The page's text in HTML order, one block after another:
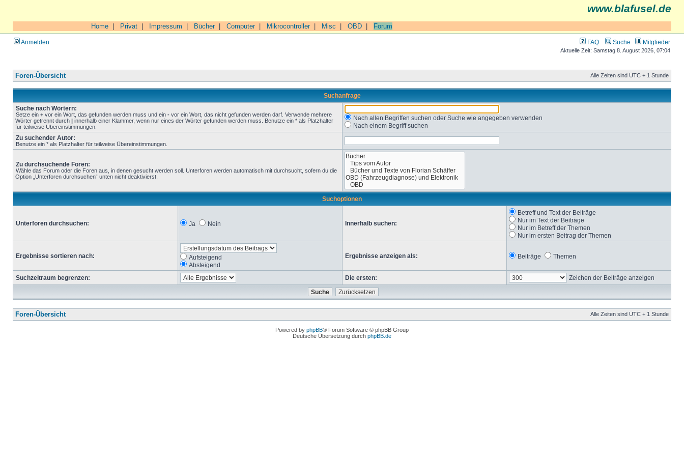
www.blafusel.de
Home Privat Impressum Bücher| Computer| Mikrocontroller| Misc OBD Forum
Anmelden FAQ Suche Mitglieder
Aktuelle Zeit: Samstag 8. August 2026, 07:04
Foren-Übersicht Alle Zeiten sind UTC + 1 Stunde
Suchanfrage
Suche nach Wörtern:
Setze ein + vor ein Wort, das gefunden werden muss und ein - vor ein Wort, das nicht gefunden werden darf. Verwende mehrere
Wörter getrennt durch | innerhalb einer Klammer, wenn nur eines der Wörter gefunden werden muss. Benutze ein * als Platzhalter
für teilweise Übereinstimmungen.
Nach allen Begriffen suchen oder Suche wie angegeben verwenden
Nach einem Begriff suchen
Zu suchender Autor:
Benutze ein * als Platzhalter für teilweise Übereinstimmungen.
Zu durchsuchende Foren:
Wähle das Forum oder die Foren aus, in denen gesucht werden soll. Unterforen werden automatisch mit durchsucht, sofern du die
Option „Unterforen durchsuchen“ unten nicht deaktivierst.
Suchoptionen
Unterforen durchsuchen: Ja Nein Innerhalb suchen:
Betreff und Text der Beiträge
Nur im Text der Beiträge
Nur im Betreff der Themen
Nur im ersten Beitrag der Themen
Ergebnisse sortieren nach:
Aufsteigend
Absteigend
Ergebnisse anzeigen als: Beiträge Themen
Suchzeitraum begrenzen: Die ersten: Zeichen der Beiträge anzeigen
Foren-Übersicht Alle Zeiten sind UTC + 1 Stunde
Powered by phpBB® Forum Software © phpBB Group
Deutsche Übersetzung durch phpBB.de